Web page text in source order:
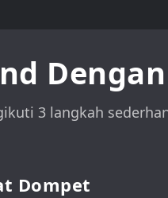
3 langkah
Dompet